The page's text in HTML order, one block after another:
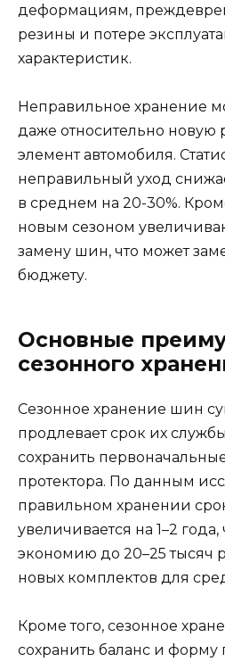
деформациям,
резины и потере
характеристик.
Неправильное хранение
даже относительно новую
элемент автомобиля.
неправильный уход
в среднем на 20-30%.
новым сезоном
замену шин, что может
бюджету.
Основные
сезонного
Сезонное хранение шин
продлевает срок их
сохранить
протектора. По данным
правильном хранении
увеличивается на 1–2
экономию до 20–25 тысяч
новых комплектов для
Кроме того, сезонное
сохранить баланс и форму